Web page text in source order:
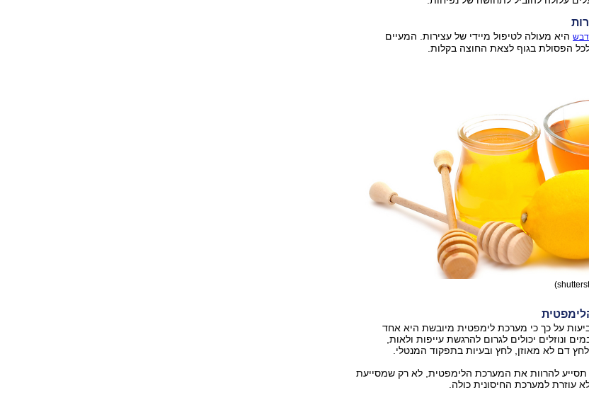
דבשהיא מעולה לטיפול מיידי של עצירות. המעיים
הפסולת בגוף לצאת החוצה בקלות.
על כך כי מערכת לימפטית מיובשת היא אחד
ונוזלים יכולים לגרום להרגשת עייפות ולאות,
דם לא מאוזן, לחץ ובעיות בתפקוד המנטלי.
תסייע להרוות את המערכת הלימפטית, לא רק שמסייעת
עוזרת למערכת החיסונית כולה.